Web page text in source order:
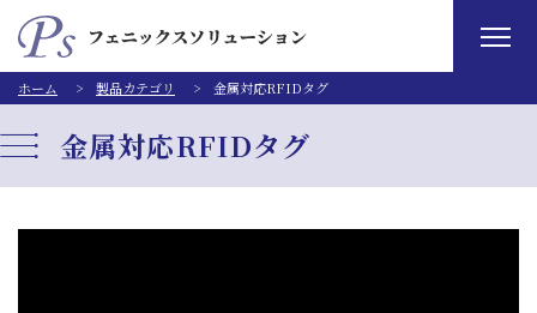
ホーム 製品カテゴリ 金属対応RFIDタグ
金属対応RFIDタグ